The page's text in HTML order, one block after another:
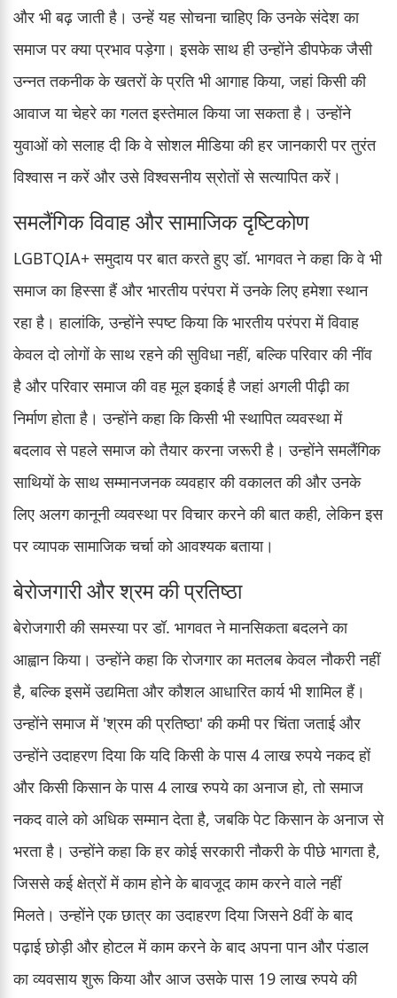
और भी बढ़ जाती है। उन्हें यह सोचना चाहिए कि उनके संदेश का
समाज पर क्या प्रभाव पड़ेगा। इसके साथ ही उन्होंने डीपफेक जैसी
उन्नत तकनीक के खतरों के प्रति भी आगाह किया, जहां किसी की
आवाज या चेहरे का गलत इस्तेमाल किया जा सकता है। उन्होंने
युवाओं को सलाह दी कि वे सोशल मीडिया की हर जानकारी पर तुरंत
विश्वास न करें और उसे विश्वसनीय स्रोतों से सत्यापित करें।
समलैंगिक विवाह और सामाजिक दृष्टिकोण
LGBTQIA+ समुदाय पर बात करते हुए डॉ. भागवत ने कहा कि वे भी
समाज का हिस्सा हैं और भारतीय परंपरा में उनके लिए हमेशा स्थान
रहा है। हालांकि, उन्होंने स्पष्ट किया कि भारतीय परंपरा में विवाह
केवल दो लोगों के साथ रहने की सुविधा नहीं, बल्कि परिवार की नींव
है और परिवार समाज की वह मूल इकाई है जहां अगली पीढ़ी का
निर्माण होता है। उन्होंने कहा कि किसी भी स्थापित व्यवस्था में
बदलाव से पहले समाज को तैयार करना जरूरी है। उन्होंने समलैंगिक
साथियों के साथ सम्मानजनक व्यवहार की वकालत की और उनके
लिए अलग कानूनी व्यवस्था पर विचार करने की बात कही, लेकिन इस
पर व्यापक सामाजिक चर्चा को आवश्यक बताया।
बेरोजगारी और श्रम की प्रतिष्ठा
बेरोजगारी की समस्या पर डॉ. भागवत ने मानसिकता बदलने का
आह्वान किया। उन्होंने कहा कि रोजगार का मतलब केवल नौकरी नहीं
है, बल्कि इसमें उद्यमिता और कौशल आधारित कार्य भी शामिल हैं।
उन्होंने समाज में 'श्रम की प्रतिष्ठा' की कमी पर चिंता जताई और
उन्होंने उदाहरण दिया कि यदि किसी के पास 4 लाख रुपये नकद हों
और किसी किसान के पास 4 लाख रुपये का अनाज हो, तो समाज
नकद वाले को अधिक सम्मान देता है, जबकि पेट किसान के अनाज से
भरता है। उन्होंने कहा कि हर कोई सरकारी नौकरी के पीछे भागता है,
जिससे कई क्षेत्रों में काम होने के बावजूद काम करने वाले नहीं
मिलते। उन्होंने एक छात्र का उदाहरण दिया जिसने 8वीं के बाद
पढ़ाई छोड़ी और होटल में काम करने के बाद अपना पान और पंडाल
का व्यवसाय शुरू किया और आज उसके पास 19 लाख रुपये की